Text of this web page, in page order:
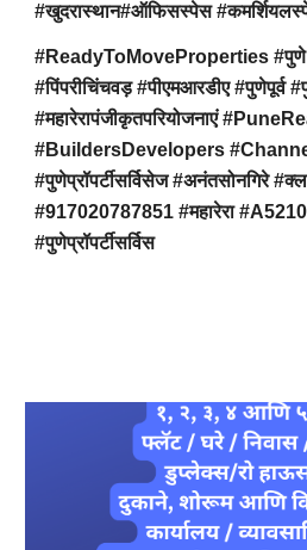
#खुदरास्थान#ऑफिसस्पेस
#ReadyToMoveProperties
#पिंपरीचिंचवड़ #पीएमआरडीए #पुणेपूर्व
#महारेरापंजीकृतपरियोजनाएं
#BuildersDevelopers
#पुणेप्रॉपर्टीसर्विसेज #अनंतसोनगिरे
#917020787851 #महारेरा
#पुणेप्रॉपर्टीसर्विस